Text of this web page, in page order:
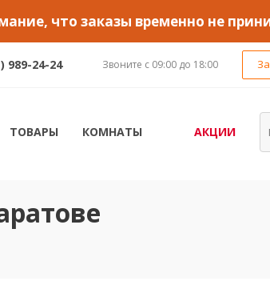
что заказы временно не
989-24-24 Звоните с 09:00 до 18:00
ТОВАРЫ КОМНАТЫ АКЦИИ